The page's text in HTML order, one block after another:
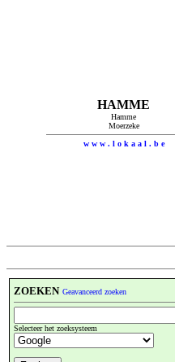
HAMME
Hamme
Moerzeke
w w w . l o k a a l . b e
ZOEKEN Geavanceerd zoeken
Selecteer het zoeksysteem